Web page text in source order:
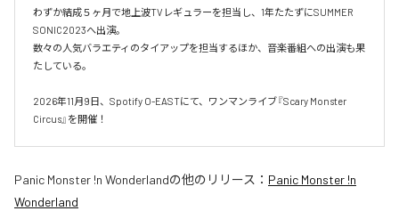
わずか結成５ヶ月で地上波TVレギュラーを担当し、1年たたずにSUMMER
SONIC2023へ出演。
数々の人気バラエティのタイアップを担当するほか、音楽番組への出演も果
たしている。
2026年11月9日、Spotify O-EASTにて、ワンマンライブ『Scary Monster
Circus』を開催！
Panic Monster !n Wonderlandの他のリリース： Panic Monster !n
Wonderland